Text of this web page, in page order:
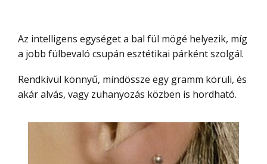
Az intelligens egységet a bal fül mögé helyezik, míg
a jobb fülbevaló csupán esztétikai párként szolgál.
Rendkívül könnyű, mindössze egy gramm körüli, és
akár alvás, vagy zuhanyozás közben is hordható.